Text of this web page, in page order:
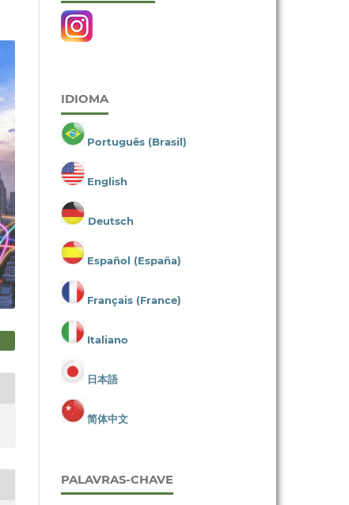
IDIOMA
Português (Brasil)
English
Deutsch
Español (España)
Français (France)
Italiano
日本語
简体中文
PALAVRAS-CHAVE